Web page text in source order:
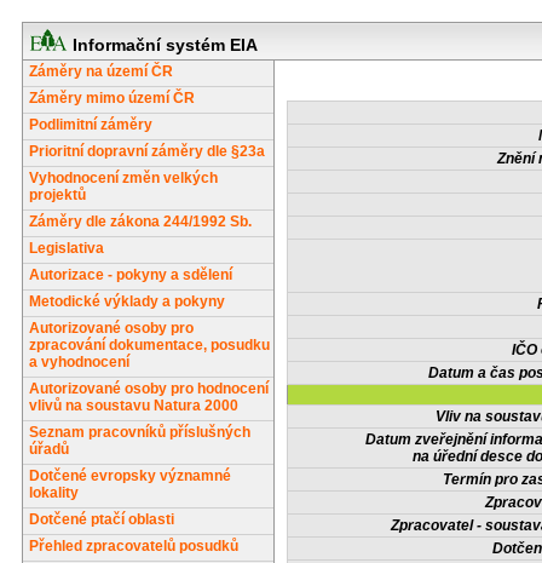
Informační systém EIA
Záměry na území ČR
Záměry mimo území ČR
Podlimitní záměry
Prioritní dopravní záměry dle §23a
Vyhodnocení změn velkých
projektů
Záměry dle zákona 244/1992 Sb.
Legislativa
Autorizace - pokyny a sdělení
Metodické výklady a pokyny
Autorizované osoby pro
zpracování dokumentace, posudku
a vyhodnocení
Autorizované osoby pro hodnocení
vlivů na soustavu Natura 2000
Seznam pracovníků příslušných
úřadů
Dotčené evropsky významné
lokality
Dotčené ptačí oblasti
Přehled zpracovatelů posudků
Znění
IČO
Datum a čas
Vliv na
Datum zveřejnění
na úřední desce
Termín pro
Zpracovatel -